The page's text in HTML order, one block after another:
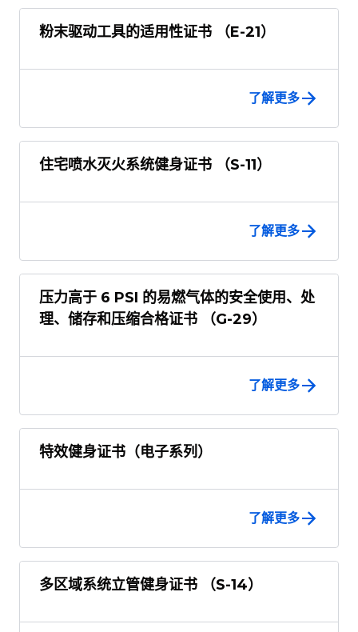
粉末驱动工具的适用性证书 （E-21）
了解更多
住宅喷水灭火系统健身证书 （S-11）
了解更多
压力高于 6 PSI 的易燃气体的安全使用、处
理、储存和压缩合格证书 （G-29）
了解更多
特效健身证书（电子系列）
了解更多
多区域系统立管健身证书 （S-14）